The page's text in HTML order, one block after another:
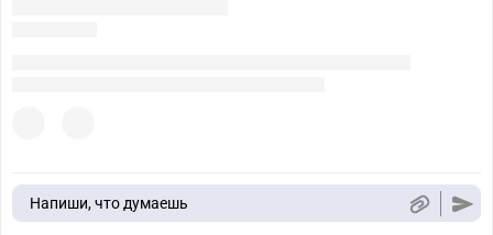
Напиши, что думаешь